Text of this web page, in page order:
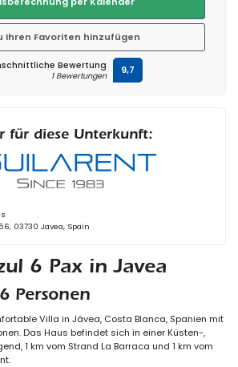
6 Pax in Javea
Personen
Villa in Jávea, Costa Blanca, Spanien mit
Das Haus befindet sich in einer Küsten-,
1 km vom Strand La Barraca und 1 km vom
Ihren Favoriten hinzufügen
Bewertung
1 Bewertungen 9,7
für diese Unterkunft:
03730 Javea, Spain